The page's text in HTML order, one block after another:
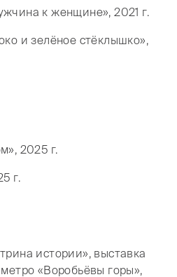
к женщине», 2021 г.
и зелёное стёклышко»,
2025 г.
г.
истории», выставка
«Воробьёвы горы»,